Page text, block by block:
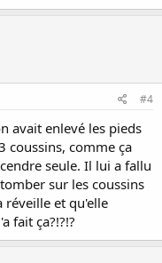
#4
avait enlevé les pieds
coussins, comme ça
seule. Il lui a fallu
sur les coussins
réveille et qu'elle
fait ça?!?!?